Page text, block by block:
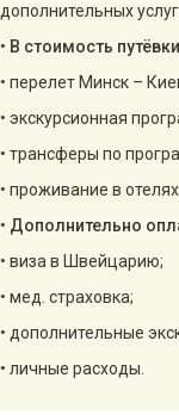
дополнительных
• В стоимость
• перелет Минск –
• экскурсионная
• трансферы по
• проживание в
• Дополнительно
• виза в Швейцарию;
• мед. страховка;
• дополнительные
• личные расходы.